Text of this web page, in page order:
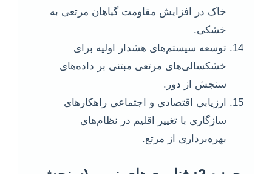
خاک در افزایش مقاومت گیاهان مرتعی به
خشکی.
توسعه سیستم‌های هشدار اولیه برای
خشکسالی‌های مرتعی مبتنی بر داده‌های
سنجش از دور.
ارزیابی اقتصادی و اجتماعی راهکارهای
سازگاری با تغییر اقلیم در نظام‌های
بهره‌برداری از مرتع.